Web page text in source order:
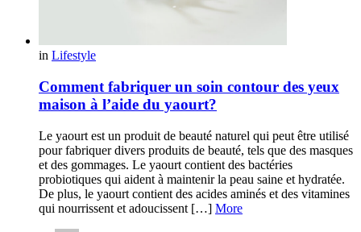
in Lifestyle
Comment fabriquer un soin contour des yeux
maison à l’aide du yaourt?
Le yaourt est un produit de beauté naturel qui peut être utilisé
pour fabriquer divers produits de beauté, tels que des masques
et des gommages. Le yaourt contient des bactéries
probiotiques qui aident à maintenir la peau saine et hydratée.
De plus, le yaourt contient des acides aminés et des vitamines
qui nourrissent et adoucissent […] More